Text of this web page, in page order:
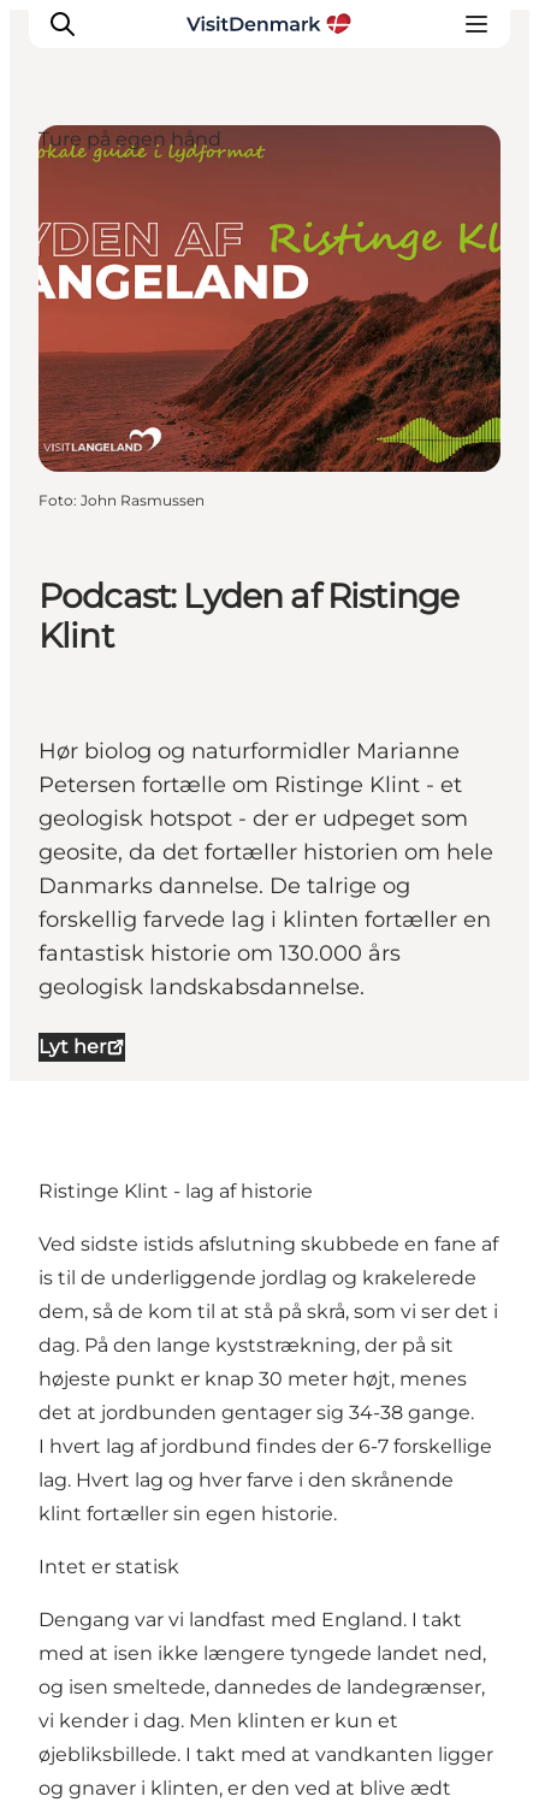
Destinationer
Oplevelser
Overnatning
Podcast: Lyden af Ristinge
Klint
Hør biolog og naturformidler Marianne
Petersen fortælle om Ristinge Klint - et
geologisk hotspot - der er udpeget som
geosite, da det fortæller historien om hele
Danmarks dannelse. De talrige og
forskellig farvede lag i klinten fortæller en
fantastisk historie om 130.000 års
geologisk landskabsdannelse.
Lyt her
Ture på egen hånd
Foto: John Rasmussen
Ristinge Klint - lag af historie
Ved sidste istids afslutning skubbede en fane af
is til de underliggende jordlag og krakelerede
dem, så de kom til at stå på skrå, som vi ser det i
dag. På den lange kyststrækning, der på sit
højeste punkt er knap 30 meter højt, menes
det at jordbunden gentager sig 34-38 gange.
I hvert lag af jordbund findes der 6-7 forskellige
lag. Hvert lag og hver farve i den skrånende
klint fortæller sin egen historie.
Intet er statisk
Dengang var vi landfast med England. I takt
med at isen ikke længere tyngede landet ned,
og isen smeltede, dannedes de landegrænser,
vi kender i dag. Men klinten er kun et
øjebliksbillede. I takt med at vandkanten ligger
og gnaver i klinten, er den ved at blive ædt